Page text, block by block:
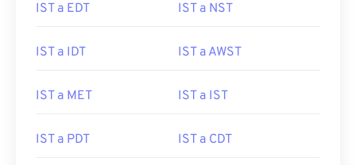
IST a EDT IST a NST
IST a IDT IST a AWST
IST a MET IST a IST
IST a PDT IST a CDT